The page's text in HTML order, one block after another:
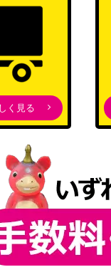
BLK-1-046】
パラレル）【
）【UAPR/
パラレル）【
（UR）【UAPR/HTR-1-
JJK-3-015】
パラレル）【
く見る